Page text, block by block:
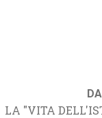
LA "VITA